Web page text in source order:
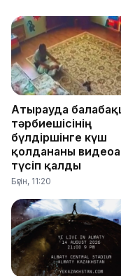
Атырауда
тәрбиешісінің
бүлдіршінге күш
қолданғаны видеоға
түсіп қалды
Бүгін, 11:20